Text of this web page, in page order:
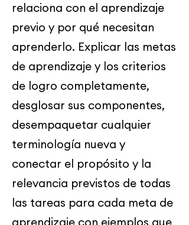
relaciona con el aprendizaje
previo y por qué necesitan
aprenderlo. Explicar las metas
de aprendizaje y los criterios
de logro completamente,
desglosar sus componentes,
desempaquetar cualquier
terminología nueva y
conectar el propósito y la
relevancia previstos de todas
las tareas para cada meta de
aprendizaje con ejemplos que